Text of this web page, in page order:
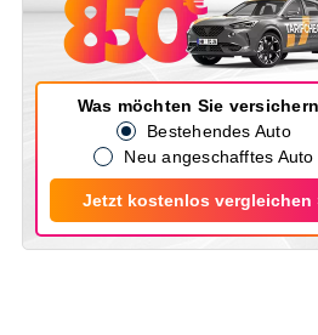
Was möchten Sie
Bestehendes Auto
Neu angeschafftes Auto
Jetzt kostenlos vergleichen